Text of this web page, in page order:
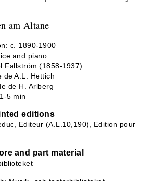
am Altane
c. 1890-1900
and piano
Fallström (1858-1937)
de A.L. Hettich
de H. Arlberg
5 min
editions
Editeur (A.L.10,190), Edition pour
and part material